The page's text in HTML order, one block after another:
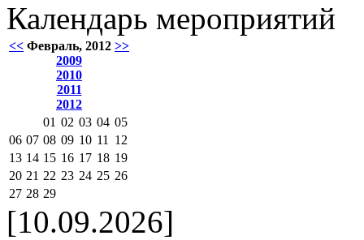
Календарь мероприятий
<< Февраль, 2012 >>
2009
2010
2011
2012
01 02 03 04 05
06 07 08 09 10 11
12
13 14 15 16 17 18 19
20 21 22 23 24 25 26
27 28 29
[10.09.2026]